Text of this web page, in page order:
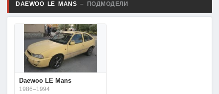
DAEWOO LE MANS – ПОДМОДЕЛИ
Daewoo LE Mans
1986–1994